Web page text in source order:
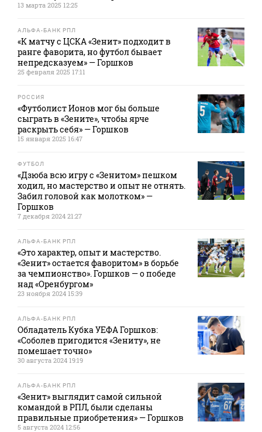
13 марта 2025 12:25
АЛЬФА-БАНК РПЛ
«К матчу с ЦСКА «Зенит» подходит в
ранге фаворита, но футбол бывает
непредсказуем» — Горшков
25 февраля 2025 17:11
РОССИЯ
«Футболист Ионов мог бы больше
сыграть в «Зените», чтобы ярче
раскрыть себя» — Горшков
15 января 2025 16:47
ФУТБОЛ
«Дзюба всю игру с «Зенитом» пешком
ходил, но мастерство и опыт не отнять.
Забил головой как молотком» —
Горшков
7 декабря 2024 21:27
АЛЬФА-БАНК РПЛ
«Это характер, опыт и мастерство.
«Зенит» остается фаворитом» в борьбе
за чемпионство». Горшков — о победе
над «Оренбургом»
23 ноября 2024 15:39
АЛЬФА-БАНК РПЛ
Обладатель Кубка УЕФА Горшков:
«Соболев пригодится «Зениту», не
помешает точно»
30 августа 2024 19:19
АЛЬФА-БАНК РПЛ
«Зенит» выглядит самой сильной
командой в РПЛ, были сделаны
правильные приобретения» — Горшков
5 августа 2024 12:56